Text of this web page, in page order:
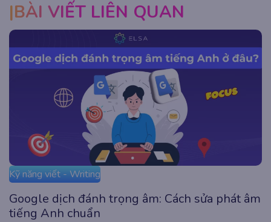
BÀI VIẾT LIÊN QUAN
Kỹ năng viết - Writing
Paraphrase là gì? 5 Tuyệt chiêu Paraphrase
đỉnh cao trong IELTS